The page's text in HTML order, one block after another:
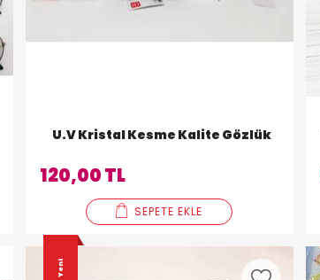
U.V Kristal Kesme Kalite Gözlük
120,00 TL
SEPETE EKLE
Yeni